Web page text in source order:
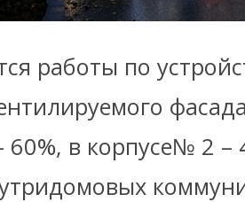
работы по
60%, в корпусе№ 2 –